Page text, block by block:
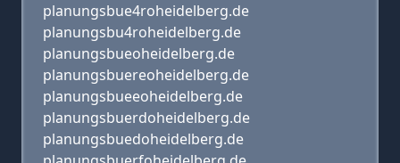
planungsbue4roheidelberg.de
planungsbu4roheidelberg.de
planungsbueoheidelberg.de
planungsbuereoheidelberg.de
planungsbueeoheidelberg.de
planungsbuerdoheidelberg.de
planungsbuedoheidelberg.de